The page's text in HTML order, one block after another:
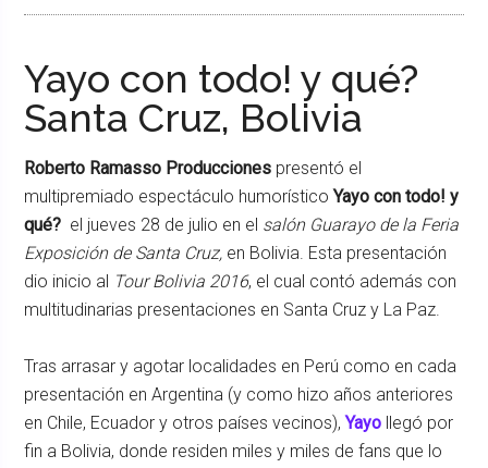
Yayo con todo! y qué?
Santa Cruz, Bolivia
Roberto Ramasso Producciones presentó el
multipremiado espectáculo humorísticoYayo con todo! y
qué? el jueves 28 de julio en el salón Guarayo de la Feria
Exposición de Santa Cruz, en Bolivia. Esta presentación
dio inicio al Tour Bolivia 2016, el cual contó además con
multitudinarias presentaciones en Santa Cruz y La Paz.
Tras arrasar y agotar localidades en Perú como en cada
presentación en Argentina (y como hizo años anteriores
en Chile, Ecuador y otros países vecinos),Yayo llegó por
fin a Bolivia, donde residen miles y miles de fans que lo